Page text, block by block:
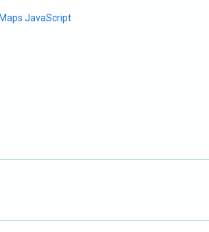
JavaScript